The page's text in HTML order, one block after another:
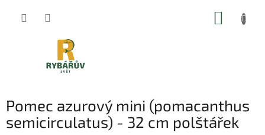
Pomec azurový mini (pomacanthus
semicirculatus) - 32 cm polštářek